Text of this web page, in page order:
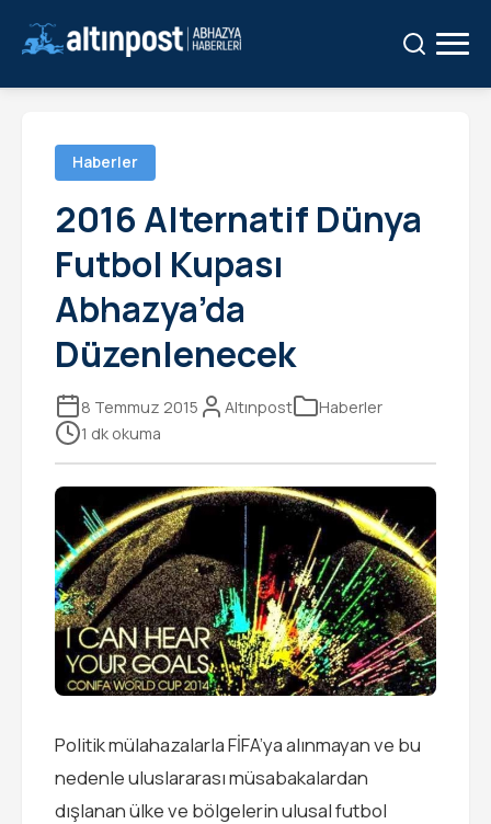
Haberler
2016 Alternatif Dünya
Futbol Kupası
Abhazya’da
Düzenlenecek
8 Temmuz 2015 Altınpost
Haberler
1 dk okuma
Politik mülahazalarla FİFA’ya alınmayan ve bu
nedenle uluslararası müsabakalardan
dışlanan ülke ve bölgelerin ulusal futbol